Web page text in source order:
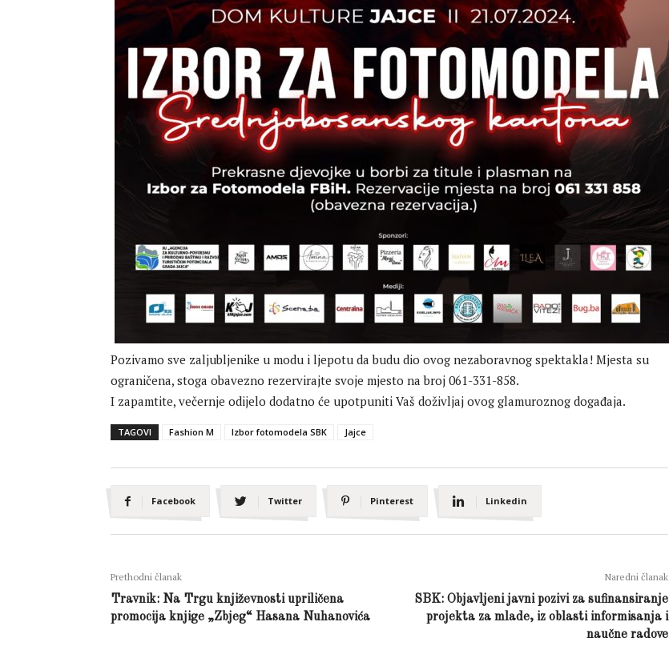
Pozivamo sve zaljubljenike u modu i ljepotu da budu dio ovog nezaboravnog spektakla! Mjesta su
ograničena, stoga obavezno rezervirajte svoje mjesto na broj 061-331-858.
I zapamtite, večernje odijelo dodatno će upotpuniti Vaš doživljaj ovog glamuroznog događaja.
TAGOVI Fashion M Izbor fotomodela SBK Jajce
Facebook Twitter Pinterest Linkedin
Prethodni članak
Travnik: Na Trgu književnosti upriličena
promocija knjige „Zbjeg“ Hasana Nuhanovića
Naredni članak
SBK: Objavljeni javni pozivi za sufinansiranje
projekta za mlade, iz oblasti informisanja i
naučne radove